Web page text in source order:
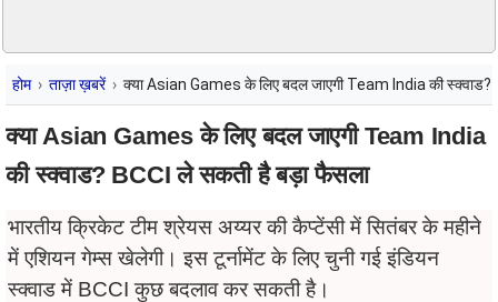
होम ताज़ा ख़बरें क्या Asian Games के लिए बदल जाएगी Team India की
क्या Asian Games के लिए बदल जाएगी Team India
की स्क्वाड? BCCI ले सकती है बड़ा फैसला
भारतीय क्रिकेट टीम श्रेयस अय्यर की कैप्टेंसी में सितंबर के महीने
में एशियन गेम्स खेलेगी। इस टूर्नामेंट के लिए चुनी गई इंडियन
स्क्वाड में BCCI कुछ बदलाव कर सकती है।